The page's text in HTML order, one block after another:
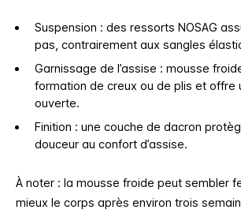
Suspension : des ressorts NOSAG
pas, contrairement aux sangles
Garnissage de l’assise : mousse
formation de creux ou de plis et offre
ouverte.
Finition : une couche de dacron
douceur au confort d’assise.
À noter : la mousse froide peut sembler
mieux le corps après environ trois